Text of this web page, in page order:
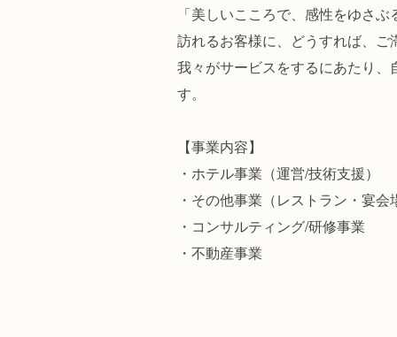
「美しいこころで、感性をゆさぶ
訪れるお客様に、どうすれば、
我々がサービスをするにあたり
す。
【事業内容】
・ホテル事業（運営/技術支援）
・その他事業（レストラン・宴
・コンサルティング/研修事業
・不動産事業